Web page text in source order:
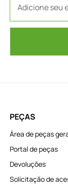
PEÇAS
Área de peças
Portal de peças
Devoluções
Solicitação de